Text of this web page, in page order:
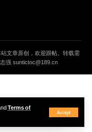
Terms of
Accept
文章原创，欢迎跟帖。转载需
强 suntictoc@189.cn